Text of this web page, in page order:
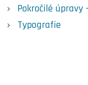
Pokročilé úpravy
Typografie